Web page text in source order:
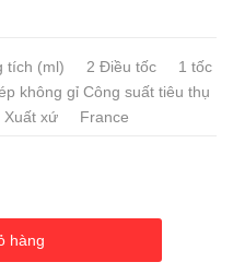
tích (ml) 2 Điều tốc 1 tốc
gỉ Công suất tiêu thụ
xứ France
hàng